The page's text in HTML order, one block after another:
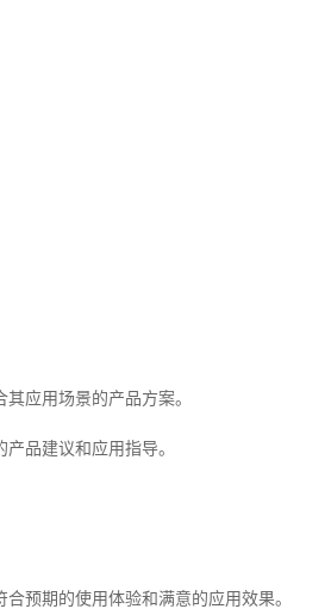
应用场景的产品方案。
品建议和应用指导。
预期的使用体验和满意的应用效果。